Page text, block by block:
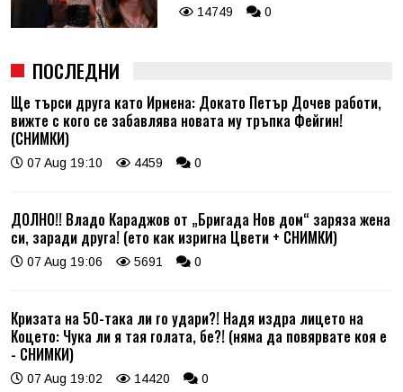
14749 0
ПОСЛЕДНИ
Ще търси друга като Ирмена: Докато Петър Дочев работи,
вижте с кого се забавлява новата му тръпка Фейгин!
(СНИМКИ)
07 Aug 19:10 4459 0
ДОЛНО!! Владо Караджов от „Бригада Нов дом“ заряза жена
си, заради друга! (ето как изригна Цвети + СНИМКИ)
07 Aug 19:06 5691 0
Кризата на 50-така ли го удари?! Надя издра лицето на
Коцето: Чука ли я тая голата, бе?! (няма да повярвате коя е
- СНИМКИ)
07 Aug 19:02 14420 0